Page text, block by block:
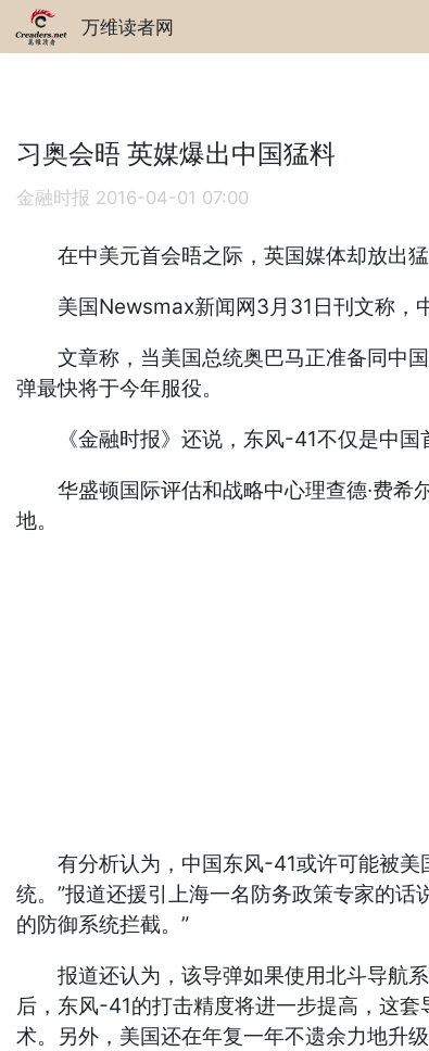
万维读者网
习奥会晤 英媒爆出中国猛料
金融时报 2016-04-01 07:00
在中美元首会晤之际，英国媒体却放出猛
美国Newsmax新闻网3月31日刊文称，中
文章称，当美国总统奥巴马正准备同中国
弹最快将于今年服役。
《金融时报》还说，东风-41不仅是中国
华盛顿国际评估和战略中心理查德·费希
地。
有分析认为，中国东风-41或许可能被美
统。”报道还援引上海一名防务政策专家的
的防御系统拦截。”
报道还认为，该导弹如果使用北斗导航系
后，东风-41的打击精度将进一步提高，这
术。另外，美国还在年复一年不遗余力地升级